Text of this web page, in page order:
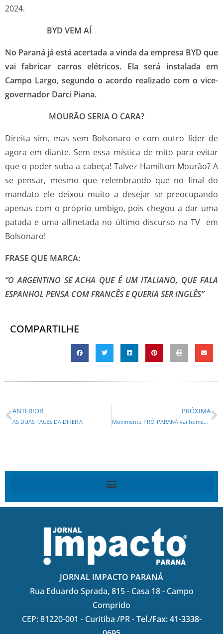
2024.
BYD VEM AÍ
No Paraná já está acertada a vinda da empresa BYD que
vai fabricar carros elétricos. Ela será instalada em
Campo Largo, segundo o acordo realizado com o vice-
governador Darci Piana.
MOURÃO SERIA O CARA?
Direita sim, mas sem Bolsonaro e com outro líder de
agora em diante. Sem essa mística de mito para evitar
que o poder suba a cabeça! Talvez Hamilton Mourão? A
se pensar, mesmo que relembrando que no final do
mandato ele deixou muito a desejar se preocupando
apenas com o próprio umbigo, pois chegou a dar uma
patada e uma alfinetada no último discurso na TV em
Bolsonaro!
FRASE QUE MARCA:
“O ARGENTINO SE ACHA QUE É UM ITALIANO, QUE FALA
ESPANHOL PENSA COM FRANCÊS E QUERIA SER INGLÊS”
COMPARTILHE
ANTERIOR
AS DUAS FACES DA DIREITA
PRÓXIMA
Movimento PRÓ-PARANÁ vai homenagear presidente do BRDE com o troféu Guerreiro do Paraná
JORNAL IMPACTO PARANÁ
Rua Eduardo Sprada, 815 - Casa 18 - Campo
Comprido
CEP: 81220-001 - Curitiba /PR -Tel./Fax: 41-3338-